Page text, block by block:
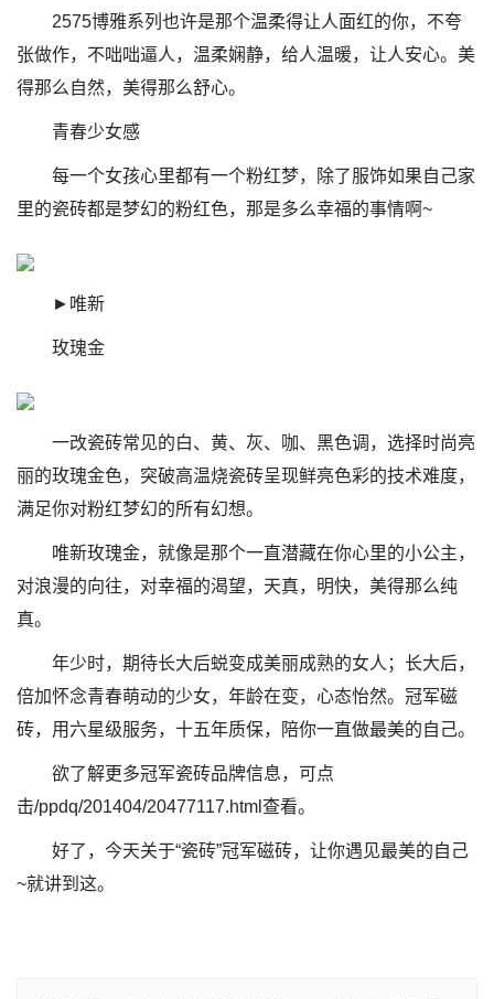
2575博雅系列也许是那个温柔得让人面红的你，不夸
张做作，不咄咄逼人，温柔娴静，给人温暖，让人安心。美
得那么自然，美得那么舒心。
青春少女感
每一个女孩心里都有一个粉红梦，除了服饰如果自己家
里的瓷砖都是梦幻的粉红色，那是多么幸福的事情啊~
►唯新
玫瑰金
一改瓷砖常见的白、黄、灰、咖、黑色调，选择时尚亮
丽的玫瑰金色，突破高温烧瓷砖呈现鲜亮色彩的技术难度，
满足你对粉红梦幻的所有幻想。
唯新玫瑰金，就像是那个一直潜藏在你心里的小公主，
对浪漫的向往，对幸福的渴望，天真，明快，美得那么纯
真。
年少时，期待长大后蜕变成美丽成熟的女人；长大后，
倍加怀念青春萌动的少女，年龄在变，心态怡然。冠军磁
砖，用六星级服务，十五年质保，陪你一直做最美的自己。
欲了解更多冠军瓷砖品牌信息，可点
击/ppdq/201404/20477117.html查看。
好了，今天关于“瓷砖”冠军磁砖，让你遇见最美的自己
~就讲到这。